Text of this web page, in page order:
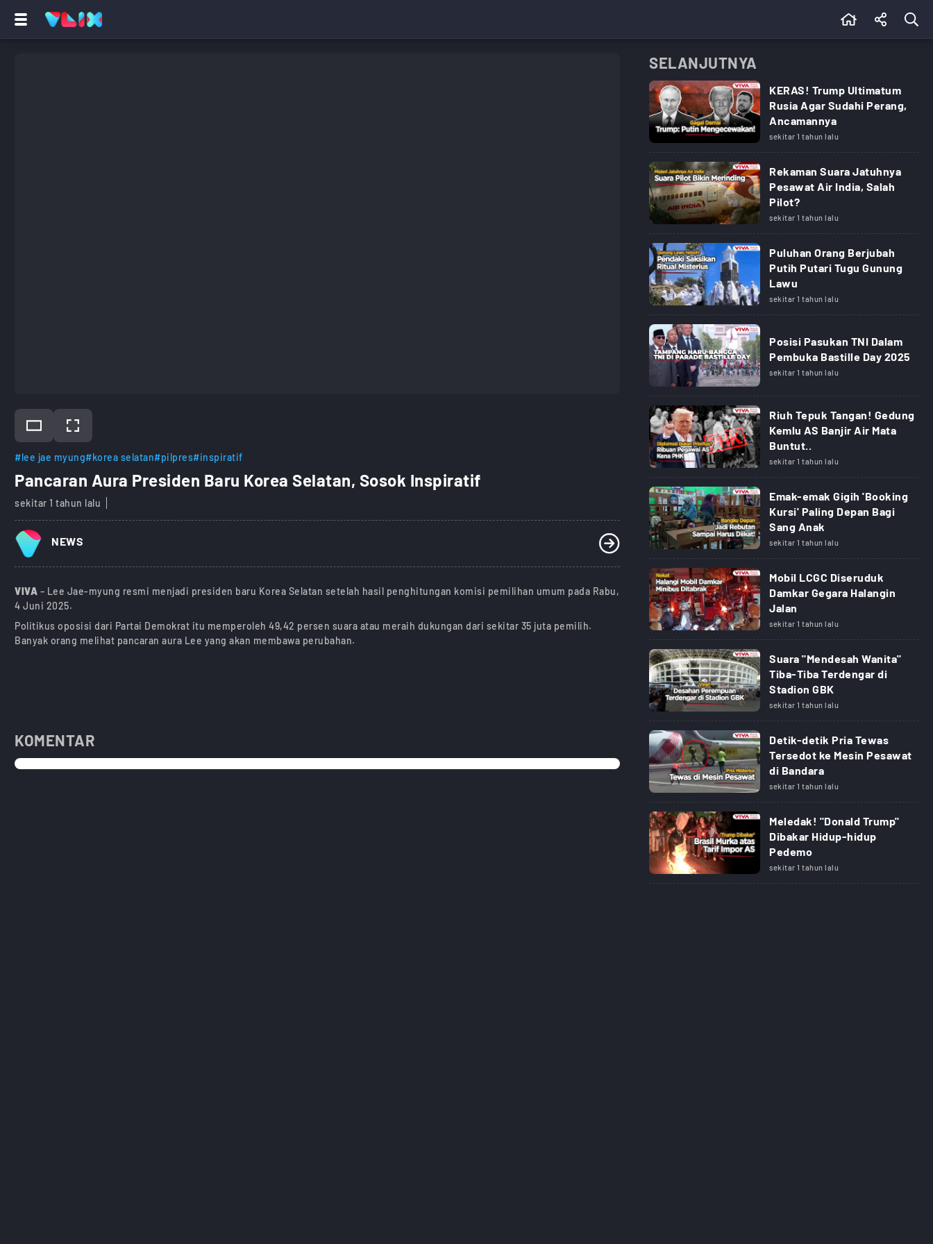
#lee jae myung#korea selatan#pilpres#inspiratif
Pancaran Aura Presiden Baru Korea Selatan, Sosok Inspiratif
sekitar 1 tahun lalu
NEWS
VIVA – Lee Jae-myung resmi menjadi presiden baru Korea Selatan setelah hasil penghitungan komisi pemilihan umum pada Rabu,
4 Juni 2025.
Politikus oposisi dari Partai Demokrat itu memperoleh 49,42 persen suara atau meraih dukungan dari sekitar 35 juta pemilih.
Banyak orang melihat pancaran aura Lee yang akan membawa perubahan.
KOMENTAR
SELANJUTNYA
KERAS! Trump Ultimatum
Rusia Agar Sudahi Perang,
Ancamannya
sekitar 1 tahun lalu
Rekaman Suara Jatuhnya
Pesawat Air India, Salah
Pilot?
sekitar 1 tahun lalu
Puluhan Orang Berjubah
Putih Putari Tugu Gunung
Lawu
sekitar 1 tahun lalu
Posisi Pasukan TNI Dalam
Pembuka Bastille Day 2025
sekitar 1 tahun lalu
Riuh Tepuk Tangan! Gedung
Kemlu AS Banjir Air Mata
Buntut..
sekitar 1 tahun lalu
Emak-emak Gigih 'Booking
Kursi' Paling Depan Bagi
Sang Anak
sekitar 1 tahun lalu
Mobil LCGC Diseruduk
Damkar Gegara Halangin
Jalan
sekitar 1 tahun lalu
Suara "Mendesah Wanita"
Tiba-Tiba Terdengar di
Stadion GBK
sekitar 1 tahun lalu
Detik-detik Pria Tewas
Tersedot ke Mesin Pesawat
di Bandara
sekitar 1 tahun lalu
Meledak! "Donald Trump"
Dibakar Hidup-hidup
Pedemo
sekitar 1 tahun lalu